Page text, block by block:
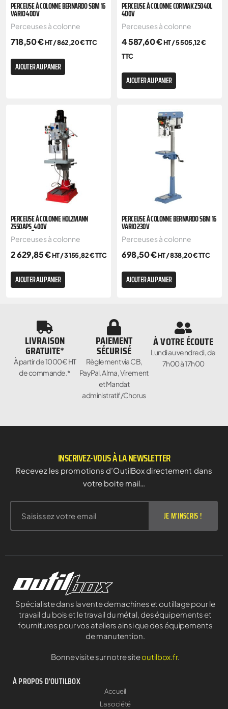
PERCEUSE À COLONNE BERNARDO SBM 16
VARIO 400V
Perceuses à colonne
718,50€HT /862,20€TTC
AJOUTER AU PANIER
PERCEUSE À COLONNE CORMAK Z5040L
400V
Perceuses à colonne
4 587,60€HT /5 505,12€
TTC
AJOUTER AU PANIER
PERCEUSE À COLONNE HOLZMANN
ZS50APS_400V
Perceuses à colonne
2 629,85€HT /3 155,82€TTC
AJOUTER AU PANIER
PERCEUSE À COLONNE BERNARDO SBM 16
VARIO 230V
Perceuses à colonne
698,50€HT /838,20€TTC
AJOUTER AU PANIER
LIVRAISON
GRATUITE*
À partir de 1000€ HT
de commande.*
PAIEMENT
SÉCURISÉ
Règlement via CB,
PayPal, Alma, Virement
et Mandat
administratif/Chorus
À VOTRE ÉCOUTE
Lundi au vendredi, de
7h00 à 17h00
INSCRIVEZ-VOUS À LA NEWSLETTER
Recevez les promotions d’OutilBox directement dans
votre boite mail…
JE M'INSCRIS !
Spécialiste dans la vente de machines et outillage pour le
travail du bois et le travail du métal, des équipements et
fournitures pour vos ateliers ainsi que des équipements
de manutention.
Bonne visite sur notre siteoutilbox.fr.
À PROPOS D'OUTILBOX
Accueil
La société